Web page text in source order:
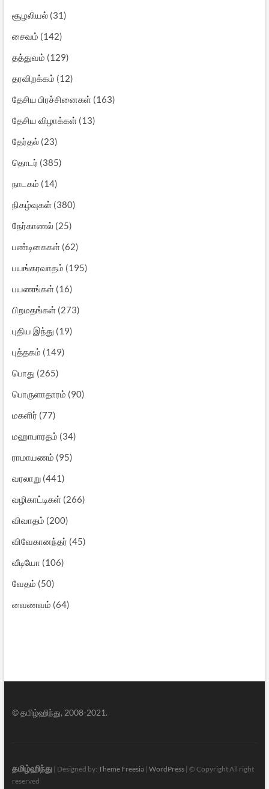
சூழலியல்(31)
சைவம் (142)
தத்துவம் (129)
தரவிறக்கம் (12)
தேசிய பிரச்சினைகள்(163)
தேசிய விழாக்கள்(13)
தேர்தல்(23)
தொடர் (385)
நாடகம் (14)
நிகழ்வுகள்(380)
நேர்காணல்(25)
பண்டிகைகள்(62)
பயங்கரவாதம் (195)
பயணங்கள்(16)
பிறமதங்கள்(273)
புதிய இந்து (19)
புத்தகம் (149)
பொது (265)
பொருளாதாரம் (90)
மகளிர் (77)
மஹாபாரதம் (34)
ராமாயணம் (95)
வரலாறு(441)
வழிகாட்டிகள்(266)
விவாதம் (200)
விவேகானந்தர் (45)
வீடியோ (106)
வேதம் (50)
வைணவம் (64)
© தமிழ்ஹிந்து, 2008-2021.
தமிழ்ஹிந்து| Designed by: Theme Freesia| WordPress| © Copyright All right
reserved